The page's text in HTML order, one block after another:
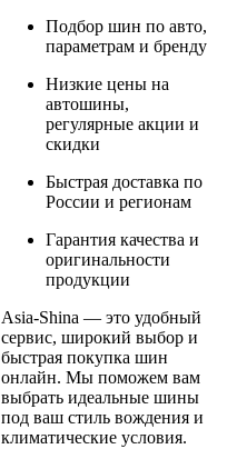
Подбор шин по авто,
параметрам и бренду
Низкие цены на
автошины,
регулярные акции и
скидки
Быстрая доставка по
России и регионам
Гарантия качества и
оригинальности
продукции
Asia-Shina — это удобный
сервис, широкий выбор и
быстрая покупка шин
онлайн. Мы поможем вам
выбрать идеальные шины
под ваш стиль вождения и
климатические условия.